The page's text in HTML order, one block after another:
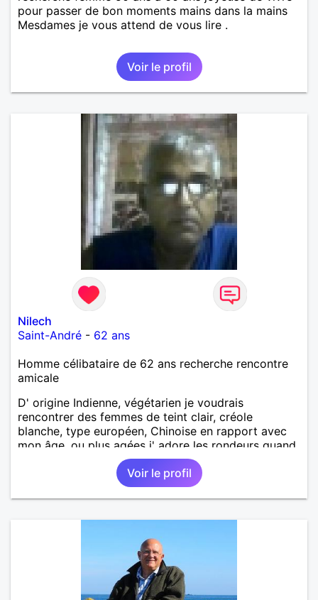
pour passer de bon moments mains dans la mains
Mesdames je vous attend de vous lire .
Voir le profil
Nilech
Saint-André - 62 ans
Homme célibataire de 62 ans recherche rencontre
amicale
D' origine Indienne, végétarien je voudrais
rencontrer des femmes de teint clair, créole
blanche, type européen, Chinoise en rapport avec
mon âge, ou plus agées j' adore les rondeurs quand
elles sont mises en valeur,pour aventure suivie, se
voir chez moi, se voir régulièrement si on le désire
tous les deux, une relation simple, sans engagement
le temps qu' on le souhaite
Voir le profil